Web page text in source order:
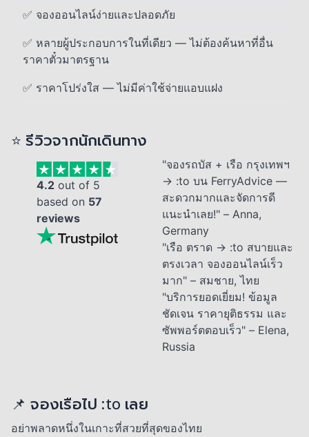
✅ จองออนไลน์ง่ายและปลอดภัย
✅ หลายผู้ประกอบการในที่เดียว — ไม่ต้องค้นหาที่อื่น
ราคาตั๋วมาตรฐาน
✅ ราคาโปร่งใส — ไม่มีค่าใช้จ่ายแอบแฝง
⭐ รีวิวจากนักเดินทาง
4.2 out of 5
based on 57
reviews
"จองรถบัส + เรือ กรุงเทพฯ
→ :to บน FerryAdvice —
สะดวกมากและจัดการดี
แนะนำเลย!" – Anna,
Germany
"เรือ ตราด → :to สบายและ
ตรงเวลา จองออนไลน์เร็ว
มาก" – สมชาย, ไทย
"บริการยอดเยี่ยม! ข้อมูล
ชัดเจน ราคายุติธรรม และ
ซัพพอร์ตตอบเร็ว" – Elena,
Russia
📌 จองเรือไป :to เลย
อย่าพลาดหนึ่งในเกาะที่สวยที่สุดของไทย